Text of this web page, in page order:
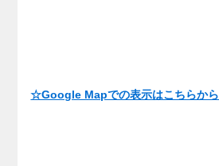
☆Google Mapでの表示はこちらから